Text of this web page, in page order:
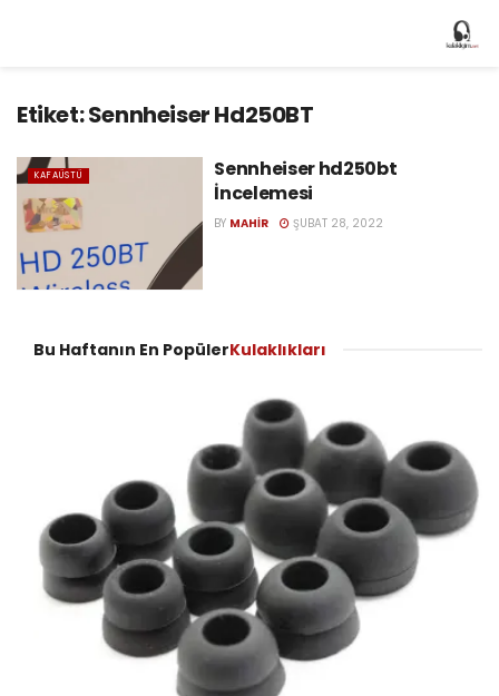
Etiket:Sennheiser Hd250BT
KAFAÜSTÜ
Sennheiser hd250bt
İncelemesi
BY MAHIR ŞUBAT 28, 2022
Bu Haftanın En PopülerKulaklıkları